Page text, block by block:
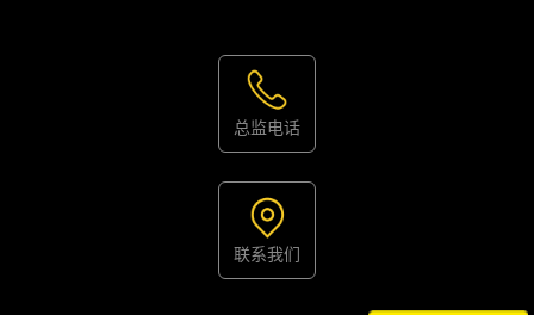
总监电话
联系我们